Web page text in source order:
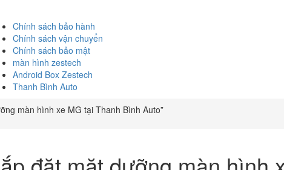
Chính sách bảo hành
Chính sách vận chuyển
Chính sách bảo mật
màn hình zestech
Android Box Zestech
Thanh Bình Auto
màn hình xe MG tại Thanh Bình Auto”